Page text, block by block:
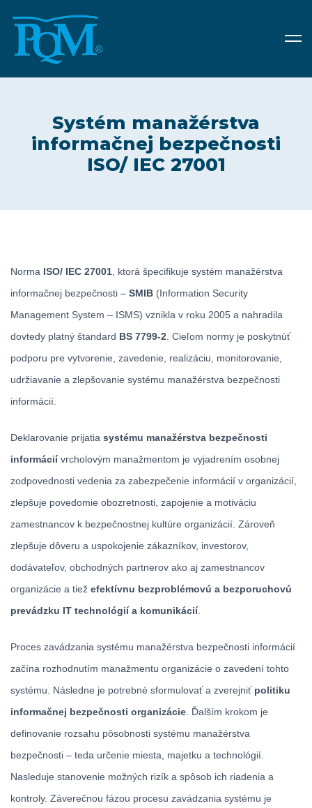
Systém manažérstva
informačnej bezpečnosti
ISO/ IEC 27001
Norma ISO/ IEC 27001 , ktorá špecifikuje systém manažérstva
informačnej bezpečnosti – SMIB (Information Security
Management System – ISMS) vznikla v roku 2005 a nahradila
dovtedy platný štandard BS 7799-2 . Cieľom normy je poskytnúť
podporu pre vytvorenie, zavedenie, realizáciu, monitorovanie,
udržiavanie a zlepšovanie systému manažérstva bezpečnosti
informácií.
Deklarovanie prijatia systému manažérstva bezpečnosti
informáciívrcholovým manažmentom je vyjadrením osobnej
zodpovednosti vedenia za zabezpečenie informácií v organizácií,
zlepšuje povedomie obozretnosti, zapojenie a motiváciu
zamestnancov k bezpečnostnej kultúre organizácií. Zároveň
zlepšuje dôveru a uspokojenie zákazníkov, investorov,
dodávateľov, obchodných partnerov ako aj zamestnancov
organizácie a tiež efektívnu bezproblémovú a bezporuchovú
prevádzku IT technológií a komunikácií.
Proces zavádzania systému manažérstva bezpečnosti informácií
začína rozhodnutím manažmentu organizácie o zavedení tohto
systému. Následne je potrebné sformulovať a zverejniť politiku
informačnej bezpečnosti organizácie . Ďalším krokom je
definovanie rozsahu pôsobnosti systému manažérstva
bezpečnosti – teda určenie miesta, majetku a technológií.
Nasleduje stanovenie možných rizík a spôsob ich riadenia a
kontroly. Záverečnou fázou procesu zavádzania systému je